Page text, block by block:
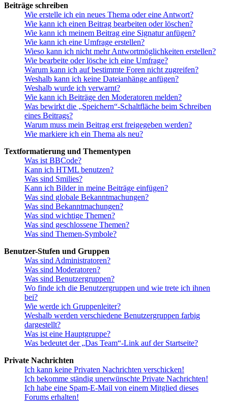
Beiträge schreiben
Wie erstelle ich ein neues Thema oder eine Antwort?
Wie kann ich einen Beitrag bearbeiten oder löschen?
Wie kann ich meinem Beitrag eine Signatur anfügen?
Wie kann ich eine Umfrage erstellen?
Wieso kann ich nicht mehr Antwortmöglichkeiten erstellen?
Wie bearbeite oder lösche ich eine Umfrage?
Warum kann ich auf bestimmte Foren nicht zugreifen?
Weshalb kann ich keine Dateianhänge anfügen?
Weshalb wurde ich verwarnt?
Wie kann ich Beiträge den Moderatoren melden?
Was bewirkt die „Speichern“-Schaltfläche beim Schreiben
eines Beitrags?
Warum muss mein Beitrag erst freigegeben werden?
Wie markiere ich ein Thema als neu?
Textformatierung und Thementypen
Was ist BBCode?
Kann ich HTML benutzen?
Was sind Smilies?
Kann ich Bilder in meine Beiträge einfügen?
Was sind globale Bekanntmachungen?
Was sind Bekanntmachungen?
Was sind wichtige Themen?
Was sind geschlossene Themen?
Was sind Themen-Symbole?
Benutzer-Stufen und Gruppen
Was sind Administratoren?
Was sind Moderatoren?
Was sind Benutzergruppen?
Wo finde ich die Benutzergruppen und wie trete ich ihnen
bei?
Wie werde ich Gruppenleiter?
Weshalb werden verschiedene Benutzergruppen farbig
dargestellt?
Was ist eine Hauptgruppe?
Was bedeutet der „Das Team“-Link auf der Startseite?
Private Nachrichten
Ich kann keine Privaten Nachrichten verschicken!
Ich bekomme ständig unerwünschte Private Nachrichten!
Ich habe eine Spam-E-Mail von einem Mitglied dieses
Forums erhalten!